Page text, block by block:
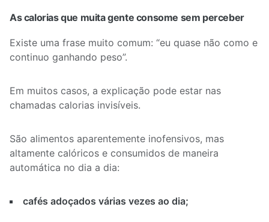
As calorias que muita gente consome sem perceber
Existe uma frase muito comum: “eu quase não como e
continuo ganhando peso”.
Em muitos casos, a explicação pode estar nas
chamadas calorias invisíveis.
São alimentos aparentemente inofensivos, mas
altamente calóricos e consumidos de maneira
automática no dia a dia:
cafés adoçados várias vezes ao dia;